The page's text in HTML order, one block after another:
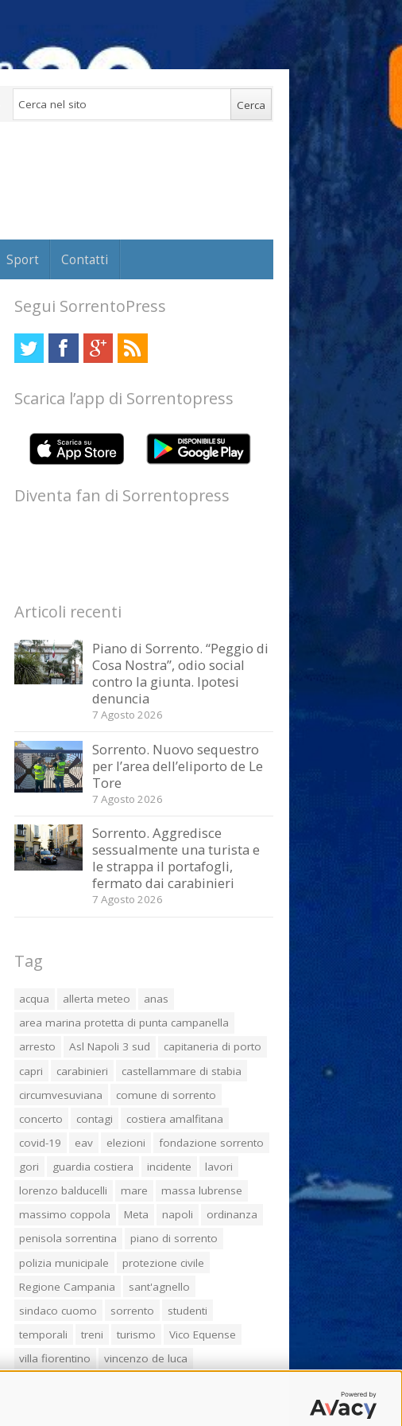
Sport Contatti
Segui SorrentoPress
Scarica l’app di Sorrentopress
Diventa fan di Sorrentopress
Articoli recenti
Piano di Sorrento. “Peggio di
Cosa Nostra”, odio social
contro la giunta. Ipotesi
denuncia
7 Agosto 2026
Sorrento. Nuovo sequestro
per l’area dell’eliporto de Le
Tore
7 Agosto 2026
Sorrento. Aggredisce
sessualmente una turista e
le strappa il portafogli,
fermato dai carabinieri
7 Agosto 2026
Tag
acqua allerta meteo
anas
area marina protetta di punta campanella
arresto
Asl Napoli 3 sud
capitaneria di porto
capri
carabinieri
castellammare di stabia
circumvesuviana
comune di sorrento
concerto
contagi
costiera amalfitana
covid-19
eav elezioni
fondazione sorrento
gori
guardia costiera incidente
lavori
lorenzo balducelli
mare
massa lubrense
massimo coppola
Meta napoli
ordinanza
penisola sorrentina
piano di sorrento
polizia municipale
protezione civile
Regione Campania
sant'agnello
sindaco cuomo
sorrento
studenti
temporali
treni turismo
Vico Equense
villa fiorentino
vincenzo de luca